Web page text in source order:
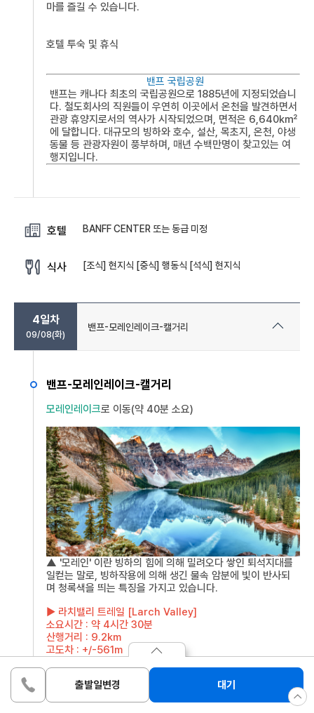
마를 즐길 수 있습니다.
호텔 투숙 및 휴식
밴프 국립공원
밴프는 캐나다 최초의 국립공원으로 1885년에 지정되었습니
다. 철도회사의 직원들이 우연히 이곳에서 온천을 발견하면서
관광 휴양지로서의 역사가 시작되었으며, 면적은 6,640㎢
에 달합니다. 대규모의 빙하와 호수, 설산, 목초지, 온천, 야생
동물 등 관광자원이 풍부하며, 매년 수백만명이 찾고있는 여
행지입니다.
호텔 BANFF CENTER 또는 동급 미정
식사 [조식] 현지식 [중식] 행동식 [석식] 현지식
4일차
09/08(화)
밴프-모레인레이크-캘거리
밴프-모레인레이크-캘거리
모레인레이크로 이동(약 40분 소요)
▲ '모레인' 이란 빙하의 힘에 의해 밀려오다 쌓인 퇴석지대를
일컫는 말로, 빙하작용에 의해 생긴 물속 암분에 빛이 반사되
며 청록색을 띄는 특징을 가지고 있습니다.
▶ 라치밸리 트레일 [Larch Valley]
소요시간 : 약 4시간 30분
산행거리 : 9.2km
고도차 : +/-561m
성인 (만 12세이상)
8,400,000원 1
출발일변경 대기